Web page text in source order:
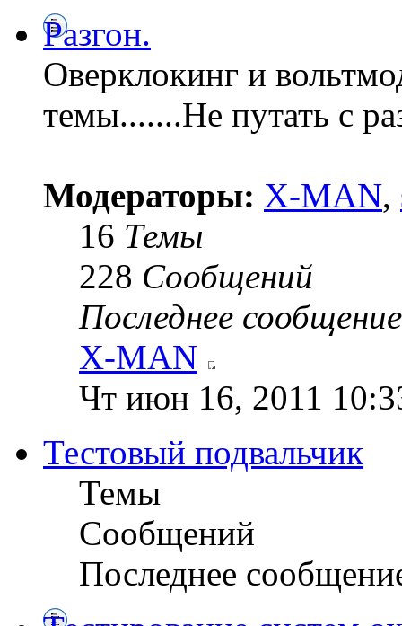
Разгон.
Оверклокинг и
темы.......Не путать с
Модераторы: X-MAN,
16 Темы
228 Сообщений
Последнее сообщение
X-MAN
Чт июн 16, 2011
Тестовый подвальчик
Темы
Сообщений
Последнее